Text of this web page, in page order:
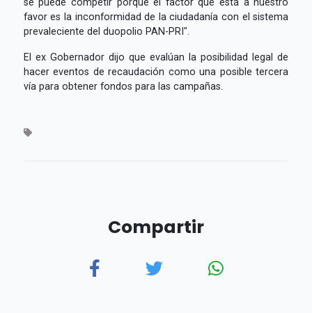
favor es la inconformidad de la ciudadanía con el sistema
prevaleciente del duopolio PAN-PRI".
El ex Gobernador dijo que evalúan la posibilidad legal de
hacer eventos de recaudación como una posible tercera
vía para obtener fondos para las campañas.
Compartir